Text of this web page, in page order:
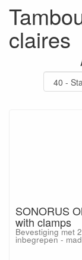
claires
SONORUS
with clamps
Bevestiging met
inbegrepen -